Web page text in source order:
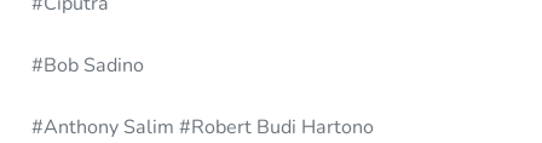
#Bob Sadino
#Anthony Salim #Robert Budi Hartono